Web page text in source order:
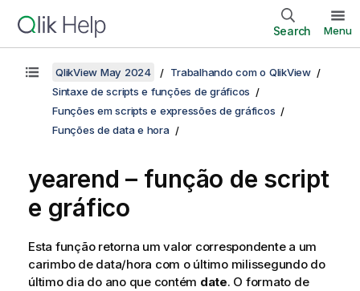
Search Menu
QlikView May 2024
Trabalhando com o QlikView
Sintaxe de scripts e funções de gráficos
Funções em scripts e expressões de gráficos
Funções de data e hora
yearend – função de script
e gráfico
Esta função retorna um valor correspondente a um
carimbo de data/hora com o último milissegundo do
último dia do ano que contém date. O formato de